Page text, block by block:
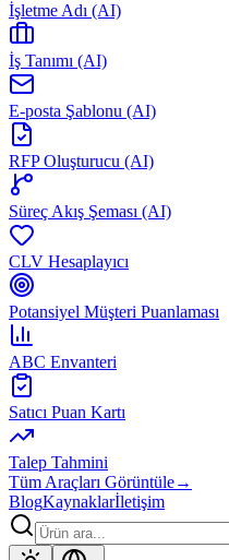
İşletme Adı (AI)
İş Tanımı (AI)
E-posta Şablonu (AI)
RFP Oluşturucu (AI)
Süreç Akış Şeması (AI)
CLV Hesaplayıcı
Potansiyel Müşteri Puanlaması
ABC Envanteri
Satıcı Puan Kartı
Talep Tahmini
Tüm Araçları Görüntüle→
BlogKaynaklarİletişim